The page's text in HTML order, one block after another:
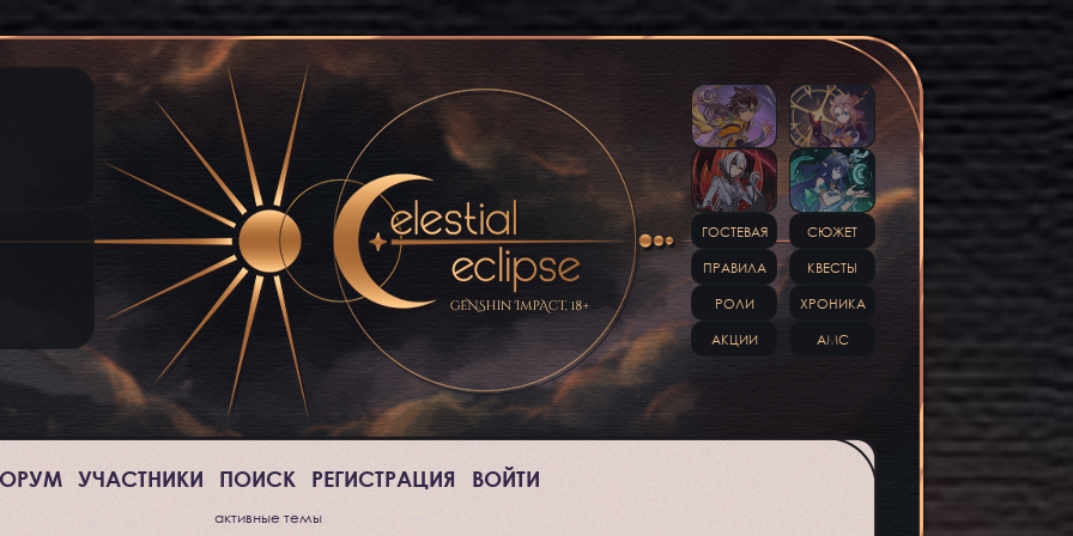
УЧАСТНИКИ ПОИСК РЕГИСТРАЦИЯ ВОЙТИ
активные темы
ГОСТЕВАЯ СЮЖЕТ
ПРАВИЛА КВЕСТЫ
РОЛИ ХРОНИКА
АКЦИИ АМС